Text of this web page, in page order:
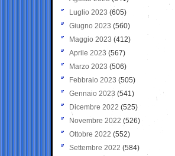
Luglio 2023 (605)
Giugno 2023 (560)
Maggio 2023 (412)
Aprile 2023 (567)
Marzo 2023 (506)
Febbraio 2023 (505)
Gennaio 2023 (541)
Dicembre 2022 (525)
Novembre 2022 (526)
Ottobre 2022 (552)
Settembre 2022 (584)